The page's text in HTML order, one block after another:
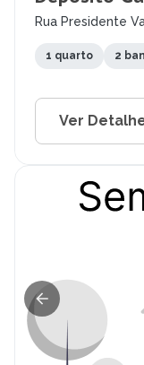
Rua Presidente
1 quarto 2
Ver